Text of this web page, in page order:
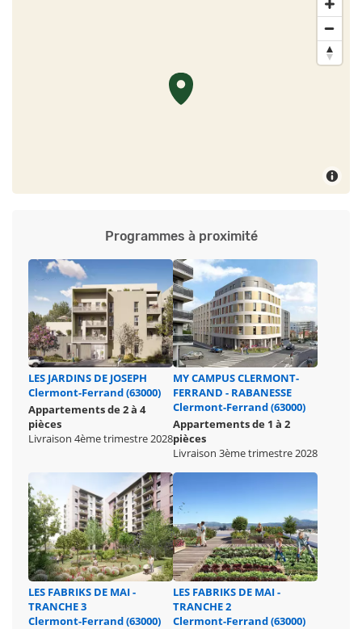
Programmes à proximité
LES JARDINS DE JOSEPH
Clermont-Ferrand (63000)
Appartements de 2 à 4
pièces
Livraison 4ème trimestre 2028
MY CAMPUS CLERMONT-
FERRAND - RABANESSE
Clermont-Ferrand (63000)
Appartements de 1 à 2
pièces
Livraison 3ème trimestre 2028
LES FABRIKS DE MAI -
TRANCHE 3
Clermont-Ferrand (63000)
LES FABRIKS DE MAI -
TRANCHE 2
Clermont-Ferrand (63000)